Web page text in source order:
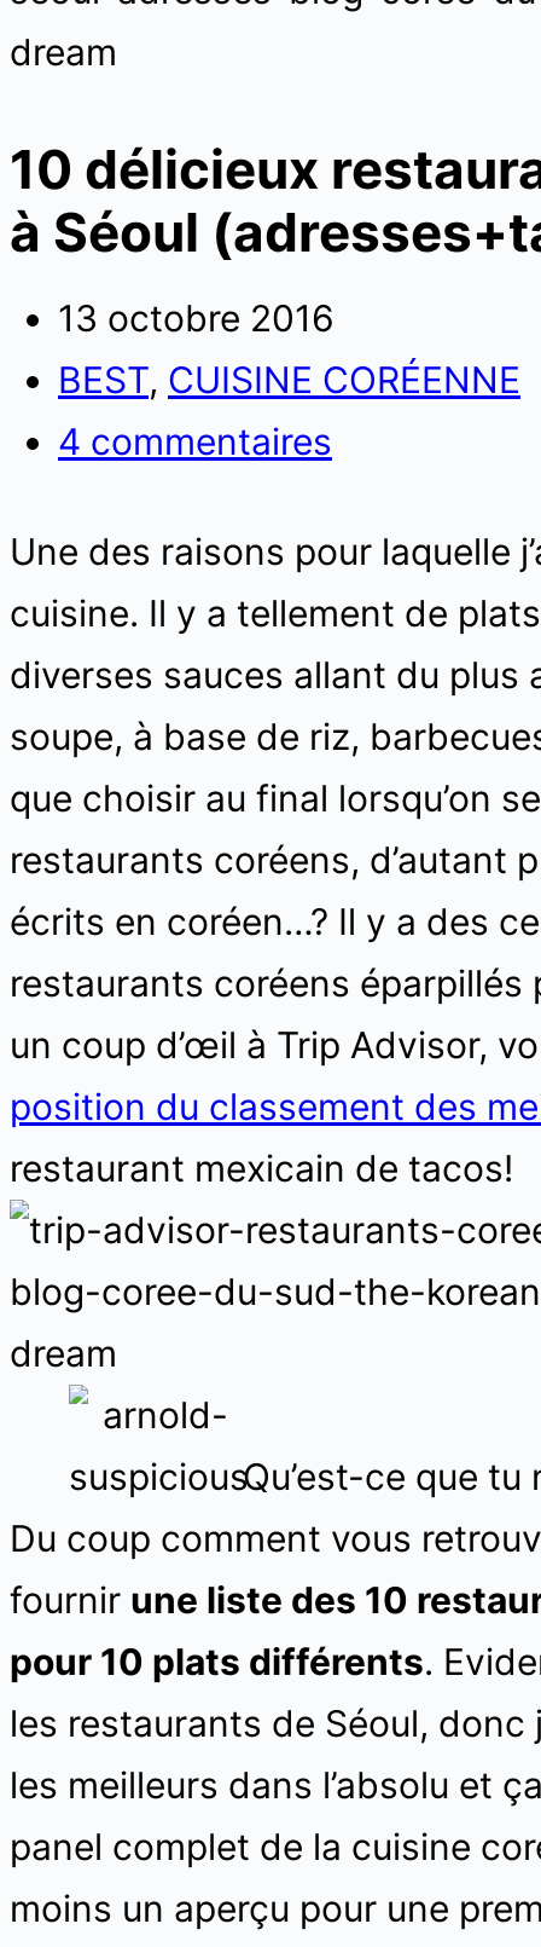
10 délicieux
à Séoul
13 octobre 2016
BEST, CUISINE CORÉENNE
4 commentaires
Une des raisons pour laquelle
cuisine. Il y a tellement de
diverses sauces allant du plus
soupe, à base de riz,
que choisir au final lorsqu’on
restaurants coréens, d’autant
écrits en coréen…? Il y a des
restaurants coréens
un coup d’œil à Trip Advisor,
position du classement des
restaurant mexicain de tacos!
Qu’est-ce que
Du coup comment vous
fournir une liste des 10
pour 10 plats différents.
les restaurants de Séoul,
les meilleurs dans l’absolu et
panel complet de la cuisine
moins un aperçu pour une